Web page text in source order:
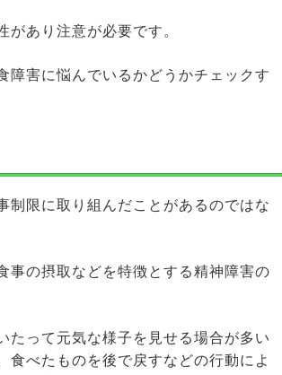
があり注意が必要です。
障害に悩んでいるかどうかチェックす
制限に取り組んだことがあるのではな
事の摂取などを特徴とする精神障害の
たって元気な様子を見せる場合が多い
食べたものを後で戻すなどの行動によ